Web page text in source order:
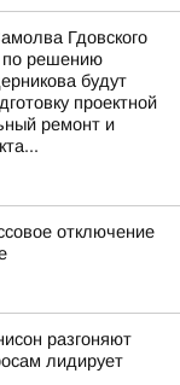
Гдовского
по решению
будут
проектной
ремонт и
отключение
разгоняют
лидирует